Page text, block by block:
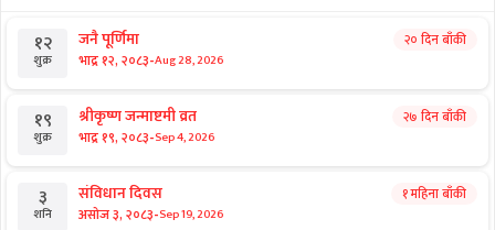
१२
शुक्र
जनै पूर्णिमा
भाद्र १२, २०८३-Aug 28, 2026
२० दिन बाँकी
१९
शुक्र
श्रीकृष्ण जन्माष्टमी व्रत
भाद्र १९, २०८३-Sep 4, 2026
२७ दिन बाँकी
३
शनि
संविधान दिवस
असोज ३, २०८३-Sep 19, 2026
१ महिना बाँकी